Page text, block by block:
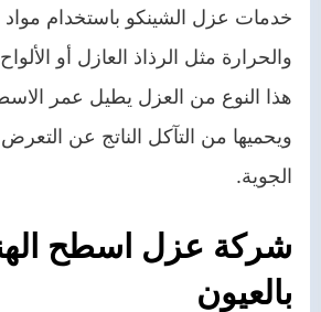
خدمات عزل الشينكو باستخدام مواد
والحرارة مثل الرذاذ العازل أو
هذا النوع من العزل يطيل عمر
ويحميها من التآكل الناتج عن
الجوية.
شركة عزل اسطح
بالعيون